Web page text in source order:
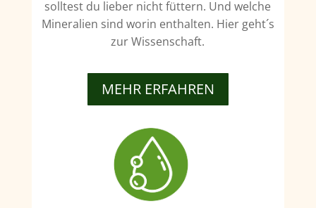
solltest du lieber nicht füttern. Und welche
Mineralien sind worin enthalten. Hier geht´s
zur Wissenschaft.
MEHR ERFAHREN